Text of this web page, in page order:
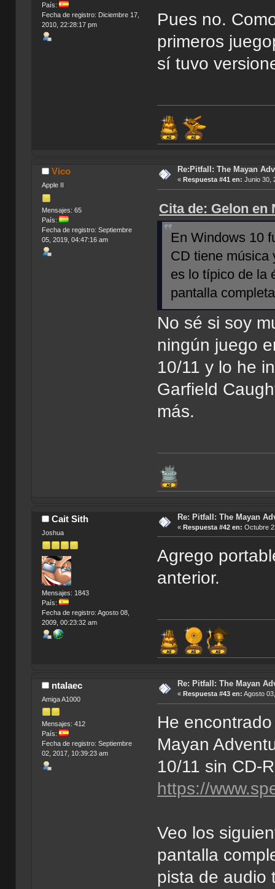
País:
Fecha de registro: Diciembre 17,
2010, 22:28:17 pm
Pues no.
primeros
sí tuvo
Vico
Apple II
Mensajes: 65
País:
Fecha de registro: Septiembre
05, 2019, 04:47:16 am
Re:Pitfall: The Mayan
« Respuesta #41 en: Junio 30,
Cita de: Gelon en
En Windows 10
CD tiene música
es lo típico de la
pantalla
No sé si soy
ningún juego
10/11 y lo he
Garfield
más.
Cait Sith
Joshua
Mensajes: 1843
País:
Fecha de registro: Agosto 08,
2009, 00:23:32 am
Re: Pitfall: The Mayan
« Respuesta #42 en: Octubre
Agrego
anterior.
ntalaec
Amiga A1000
Mensajes: 412
País:
Fecha de registro: Septiembre
02, 2017, 10:39:23 am
Re: Pitfall: The Mayan
« Respuesta #43 en: Agosto
He
Mayan
10/11 sin CD-
https://
Veo los
pantalla
pista de audio